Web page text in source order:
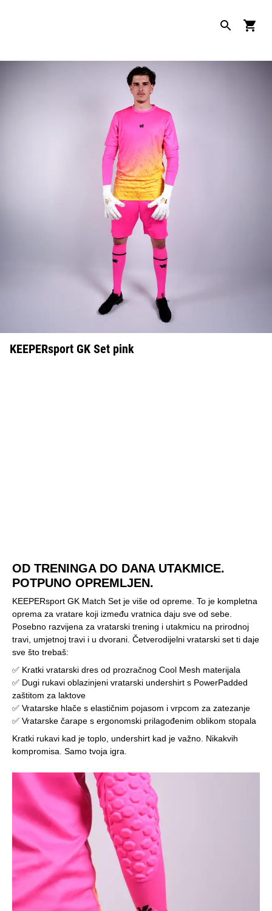
KEEPERsport GK Set pink
OD TRENINGA DO DANA UTAKMICE.
POTPUNO OPREMLJEN.
KEEPERsport GK Match Set je više od opreme. To je kompletna
oprema za vratare koji između vratnica daju sve od sebe.
Posebno razvijena za vratarski trening i utakmicu na prirodnoj
travi, umjetnoj travi i u dvorani. Četverodijelni vratarski set ti daje
sve što trebaš:
✅ Kratki vratarski dres od prozračnog Cool Mesh materijala
✅ Dugi rukavi oblazinjeni vratarski undershirt s PowerPadded
zaštitom za laktove
✅ Vratarske hlače s elastičnim pojasom i vrpcom za zatezanje
✅ Vratarske čarape s ergonomski prilagođenim oblikom stopala
Kratki rukavi kad je toplo, undershirt kad je važno. Nikakvih
kompromisa. Samo tvoja igra.